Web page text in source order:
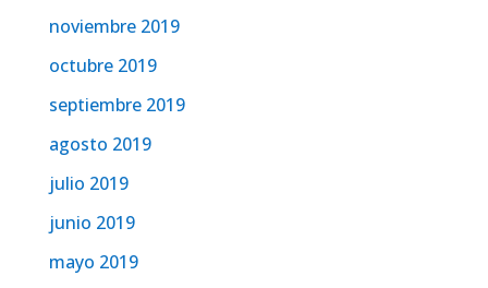
noviembre 2019
octubre 2019
septiembre 2019
agosto 2019
julio 2019
junio 2019
mayo 2019